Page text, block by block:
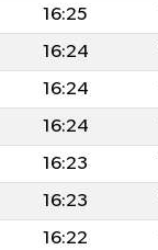
16:25
16:24
16:24
16:24
16:23
16:23
16:22